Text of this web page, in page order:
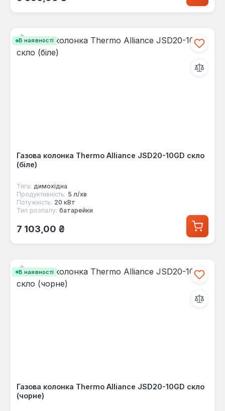
В наявності
Газова колонка Thermo Alliance JSD20-10GD скло
(біле)
Тяга: димохідна
Продуктивність: 5 л/хв
Потужність: 20 кВт
Тип розпалу: батарейки
Звичайна ціна:
7 103,00 ₴
В наявності
Газова колонка Thermo Alliance JSD20-10GD скло
(чорне)